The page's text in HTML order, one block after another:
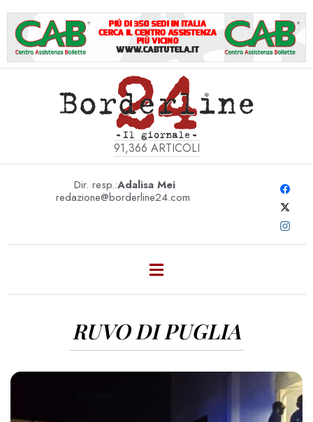
91,366 ARTICOLI
Dir. resp.:Adalisa Mei
redazione@borderline24.com
RUVO DI PUGLIA